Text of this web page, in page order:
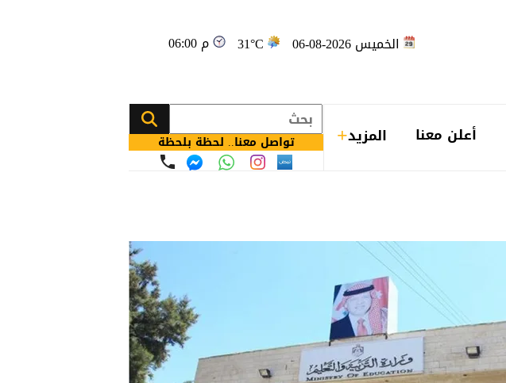
الخميس 2026-08-06 31°C 06:00 م
أعلن معنا المزيد تواصل معنا.. لحظة بلحظة